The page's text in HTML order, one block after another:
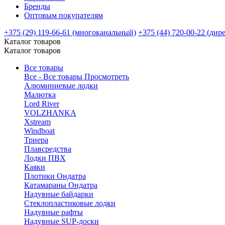
Бренды
Оптовым покупателям
+375 (29) 119-66-61 (многоканальный) +375 (44) 720-00-22
Каталог товаров
Каталог товаров
Все товары
Все - Все товары Просмотреть
Алюминиевые лодки
Малютка
Lord River
VOLZHANKA
Xstream
Windboat
Триера
Плавсредства
Лодки ПВХ
Каяки
Плотики Ондатра
Катамараны Ондатра
Надувные байдарки
Стеклопластиковые лодки
Надувные рафты
Надувные SUP-доски